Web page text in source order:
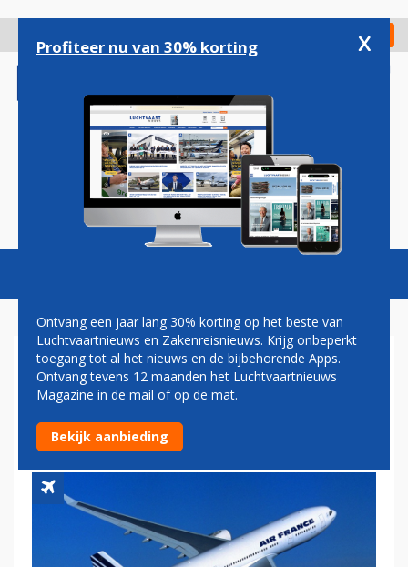
gaan
Check in
Magazine Podcasts Vacatures
NIEUW RAPPORT LEGT
SCHULD AIR FRANCE-CRASH
BIJ PILOTEN
Profiteer nu van 30% korting x
Ontvang een jaar lang 30% korting op het beste van
Luchtvaartnieuws en Zakenreisnieuws. Krijg onbeperkt
toegang tot al het nieuws en de bijbehorende Apps.
Ontvang tevens 12 maanden het Luchtvaartnieuws
Magazine in de mail of op de mat.
Bekijk aanbieding